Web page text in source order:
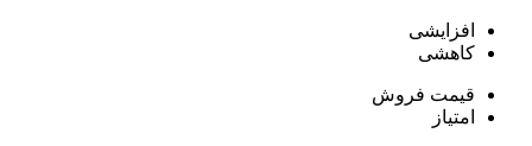
افزایشی
کاهشی
قیمت فروش
امتیاز